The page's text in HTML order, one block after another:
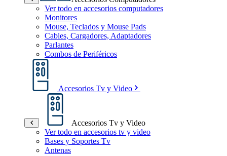
Ver todo en accesorios computadores
Monitores
Mouse, Teclados y Mouse Pads
Cables, Cargadores, Adaptadores
Parlantes
Combos de Periféricos
Accesorios Tv y Video
Accesorios Tv y Video
Ver todo en accesorios tv y video
Bases y Soportes Tv
Antenas